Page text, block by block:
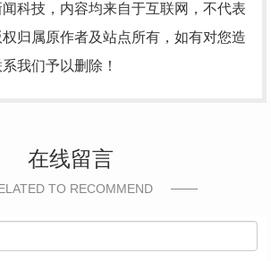
科技，内容均来自于互联网，不代表
归属原作者及站点所有，如有对您造
我们予以删除！
在线留言
TO RECOMMEND